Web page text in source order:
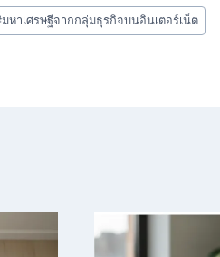
มหาเศรษฐีจากกลุ่มธุรกิจบนอินเตอร์เน็ต